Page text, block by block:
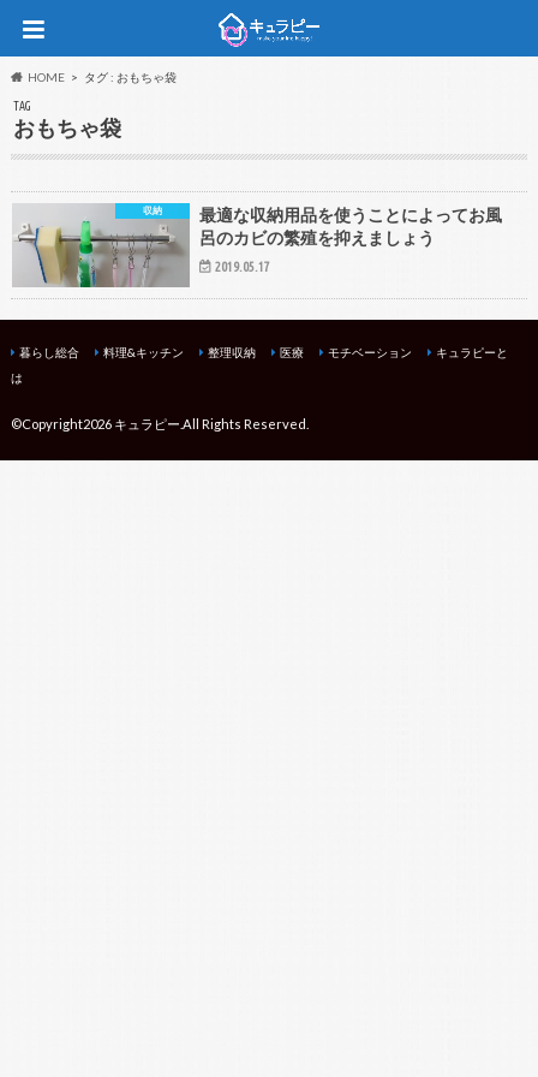
HOME タグ : おもちゃ袋
TAG
おもちゃ袋
収納
最適な収納用品を使うことによってお風
呂のカビの繁殖を抑えましょう
2019.05.17
暮らし総合 料理&キッチン 整理収納 医療 モチベーション
キュラピーと
は
©Copyright2026 キュラピー .All Rights Reserved.